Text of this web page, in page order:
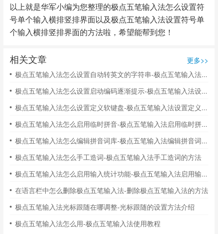
以上就是华军小编为您整理的极点五笔输入法怎么设置符
号单个输入横排竖排界面以及极点五笔输入法设置符号单
个输入横排竖排界面的方法啦，希望能帮到您！
相关文章 更多>>
极点五笔输入法怎么设置自动转英文的字符串-极点五笔输入法设置自动转英文的字符串的方法
极点五笔输入法怎么设置启动编码逐渐提示-极点五笔输入法设置启动编码逐渐提示的方法
极点五笔输入法怎么设置定义软键盘-极点五笔输入法设置定义软键盘的方法
极点五笔输入法怎么启用临时拼音-极点五笔输入法启用临时拼音的方法
极点五笔输入法怎么编辑拼音词库-极点五笔输入法编辑拼音词库的方法
极点五笔输入法怎么手工造词-极点五笔输入法手工造词的方法
极点五笔输入法怎么启用输入统计功能-极点五笔输入法启用输入统计功能的方法
在语言栏中怎么删除极点五笔输入法-删除极点五笔输入法的方法
极点五笔输入法光标跟随在哪调整-光标跟随的设置方法介绍
极点五笔输入法怎么用-极点五笔输入法使用教程